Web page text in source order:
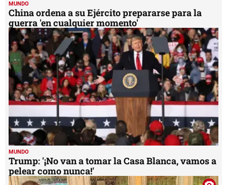
MUNDO
China ordena a su Ejército prepararse para la
guerra 'en cualquier momento'
MUNDO
Trump: '¡No van a tomar la Casa Blanca, vamos a
pelear como nunca!'